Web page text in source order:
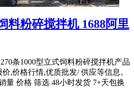
料粉碎搅拌机 1688阿里
条1000型立式饲料粉碎搅拌机产品
,价格行情,优质批发/ 供应等信息。
量 价格 筛选 48小时发货 7+天包换